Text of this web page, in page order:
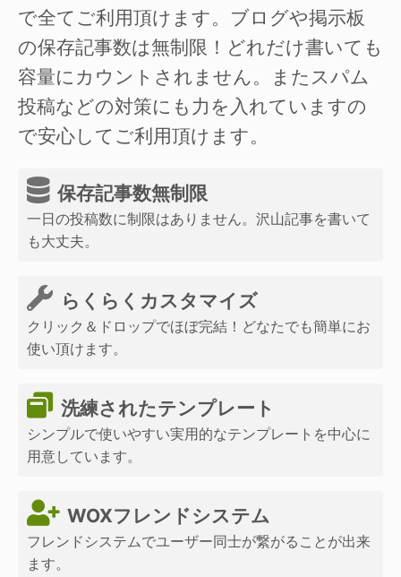
で全てご利用頂けます。ブログや掲示板
の保存記事数は無制限！どれだけ書いても
容量にカウントされません。またスパム
投稿などの対策にも力を入れていますの
で安心してご利用頂けます。
保存記事数無制限
一日の投稿数に制限はありません。沢山記事を書いて
も大丈夫。
らくらくカスタマイズ
クリック＆ドロップでほぼ完結！どなたでも簡単にお
使い頂けます。
洗練されたテンプレート
シンプルで使いやすい実用的なテンプレートを中心に
用意しています。
WOXフレンドシステム
フレンドシステムでユーザー同士が繋がることが出来
ます。